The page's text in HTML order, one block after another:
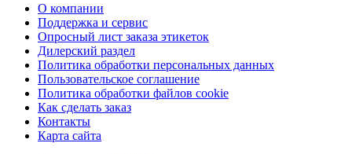
О компании
Поддержка и сервис
Опросный лист заказа этикеток
Дилерский раздел
Политика обработки персональных данных
Пользовательское соглашение
Политика обработки файлов cookie
Как сделать заказ
Контакты
Карта сайта